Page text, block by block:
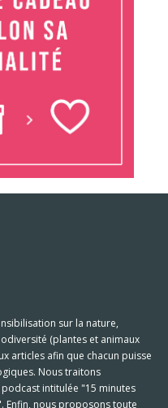
sur la nature,
(plantes et animaux
articles afin que chacun puisse
Nous traitons
intitulée "15 minutes
nous proposons toute